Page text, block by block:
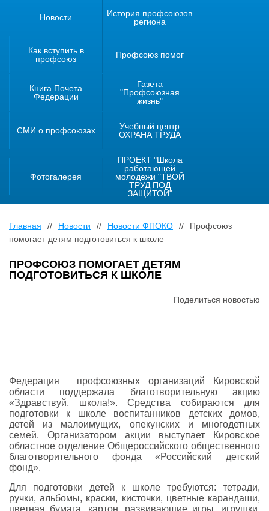
Новости
История профсоюзов
региона
Как вступить в
профсоюз
Профсоюз помог
Книга Почета
Федерации
Газета
"Профсоюзная
жизнь"
СМИ о профсоюзах
Учебный центр
ОХРАНА ТРУДА
Фотогалерея
ПРОЕКТ "Школа
работающей
молодежи "ТВОЙ
ТРУД ПОД
ЗАЩИТОЙ"
Главная // Новости // Новости ФПОКО //
Профсоюз
помогает детям подготовиться к школе
ПРОФСОЮЗ ПОМОГАЕТ ДЕТЯМ
ПОДГОТОВИТЬСЯ К ШКОЛЕ
Поделиться новостью
Федерация профсоюзных организаций Кировской
области поддержала благотворительную акцию
«Здравствуй, школа!». Средства собираются для
подготовки к школе воспитанников детских домов,
детей из малоимущих, опекунских и многодетных
семей. Организатором акции выступает Кировское
областное отделение Общероссийского общественного
благотворительного фонда «Российский детский
фонд».
Для подготовки детей к школе требуются: тетради,
ручки, альбомы, краски, кисточки, цветные карандаши,
цветная бумага, картон, развивающие игры, игрушки,